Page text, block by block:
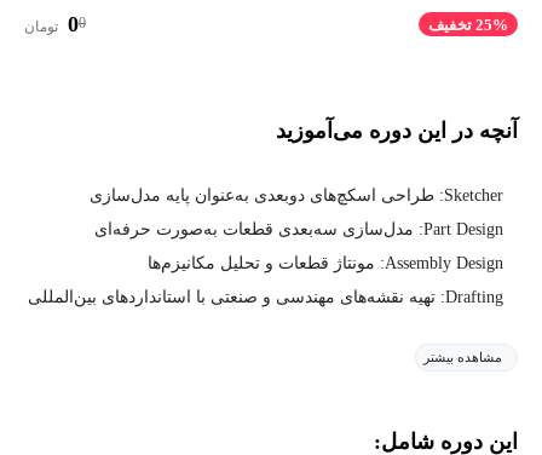
25% تخفیف 0
0 تومان
آنچه در این دوره می‌آموزید
Sketcher: طراحی اسکچ‌های دوبعدی به‌عنوان پایه مدل‌سازی
Part Design: مدل‌سازی سه‌بعدی قطعات به‌صورت حرفه‌ای
Assembly Design: مونتاژ قطعات و تحلیل مکانیزم‌ها
Drafting: تهیه نقشه‌های مهندسی و صنعتی با استانداردهای بین‌المللی
مشاهده بیشتر
این دوره شامل: